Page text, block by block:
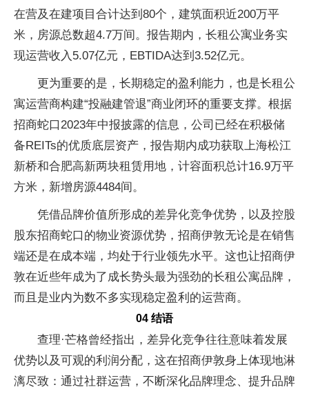
在营及在建项目合计达到80个，建筑面积近200万平
米，房源总数超4.7万间。报告期内，长租公寓业务实
现运营收入5.07亿元，EBTIDA达到3.52亿元。
更为重要的是，长期稳定的盈利能力，也是长租公
寓运营商构建“投融建管退”商业闭环的重要支撑。根据
招商蛇口2023年中报披露的信息，公司已经在积极储
备REITs的优质底层资产，报告期内成功获取上海松江
新桥和合肥高新两块租赁用地，计容面积总计16.9万平
方米，新增房源4484间。
凭借品牌价值所形成的差异化竞争优势，以及控股
股东招商蛇口的物业资源优势，招商伊敦无论是在销售
端还是在成本端，均处于行业领先水平。这也让招商伊
敦在近些年成为了成长势头最为强劲的长租公寓品牌，
而且是业内为数不多实现稳定盈利的运营商。
04 结语
查理·芒格曾经指出，差异化竞争往往意味着发展
优势以及可观的利润分配，这在招商伊敦身上体现地淋
漓尽致：通过社群运营，不断深化品牌理念、提升品牌